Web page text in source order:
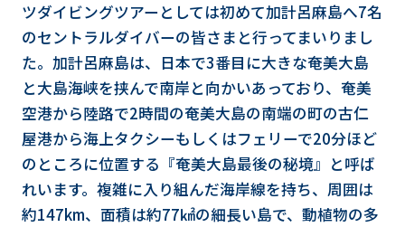
ツダイビングツアーとしては初めて加計呂麻島へ7名
のセントラルダイバーの皆さまと行ってまいりまし
た。加計呂麻島は、日本で3番目に大きな奄美大島
と大島海峡を挟んで南岸と向かいあっており、奄美
空港から陸路で2時間の奄美大島の南端の町の古仁
屋港から海上タクシーもしくはフェリーで20分ほど
のところに位置する『奄美大島最後の秘境』と呼ば
れいます。複雑に入り組んだ海岸線を持ち、周囲は
約147km、面積は約77㎢の細長い島で、動植物の多